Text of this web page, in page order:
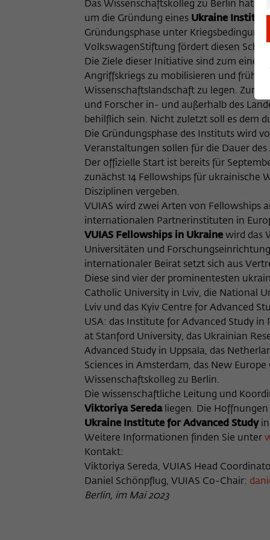
Das Wissenschaftskolleg zu Berlin hat
um die Gründung eines Ukraine Institute
Gründungsphase unter
VolkswagenStiftung fördert diesen
Die Ziele dieser Initiative sind zum
Angriffskriegs zu mobilisieren und
Wissenschaftslandschaft zu legen. Zum
und Forscher in- und außerhalb des
behilflich sein. Nicht zuletzt soll es dem
Die Gründungsphase des Instituts wird
Veranstaltungen sollen für die Dauer
Der offizielle Start ist bereits für
zunächst 14 Fellowships für ukrainische
Disziplinen vergeben.
VUIAS wird zwei Arten von Fellowships
internationalen Partnerinstituten in
VUIAS Fellowships in Ukraine wird das
Universitäten und
internationaler Beirat setzt sich aus
Diese sind vier der prominentesten
Catholic University in Lviv, die National
Lviv und das Kyiv Centre for Advanced
USA: das Institute for Advanced Study
at Stanford University, das Ukrainian
Advanced Study in Uppsala, das
Sciences in Amsterdam, das New
Wissenschaftskolleg zu Berlin.
Die wissenschaftliche Leitung und
Viktoriya Seredaliegen. Die Hoffnungen
Ukraine Institute for Advanced Studyin
Weitere Informationen finden Sie unter
Kontakt:
Viktoriya Sereda, VUIAS Head
Daniel Schönpflug, VUIAS Co-Chair:
Berlin, im Mai 2023